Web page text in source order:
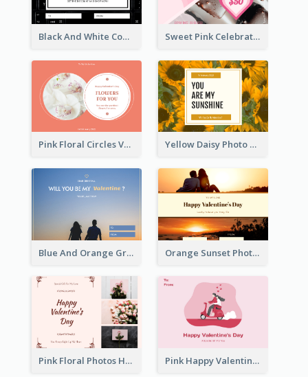
Black And White Computer Photo New Year Gift Card Sweet Pink Celebration Gift Card Template Design
Pink Floral Circles Valentines Day Gift Card Yellow Daisy Photo Valentines Day Gift Card
Blue And Orange Gradient Photo Valentines Day Gift Card Orange Sunset Photo Valentines Day Gift Card
Pink Floral Photos Happy Valentines Day Gift Card Pink Happy Valentine's Day Illustration Gift Card